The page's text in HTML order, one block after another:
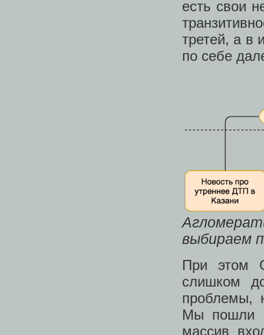
есть свои
третей, а в
по себе
выбираем
При этом
слишком
проблемы,
Мы пошли
массив